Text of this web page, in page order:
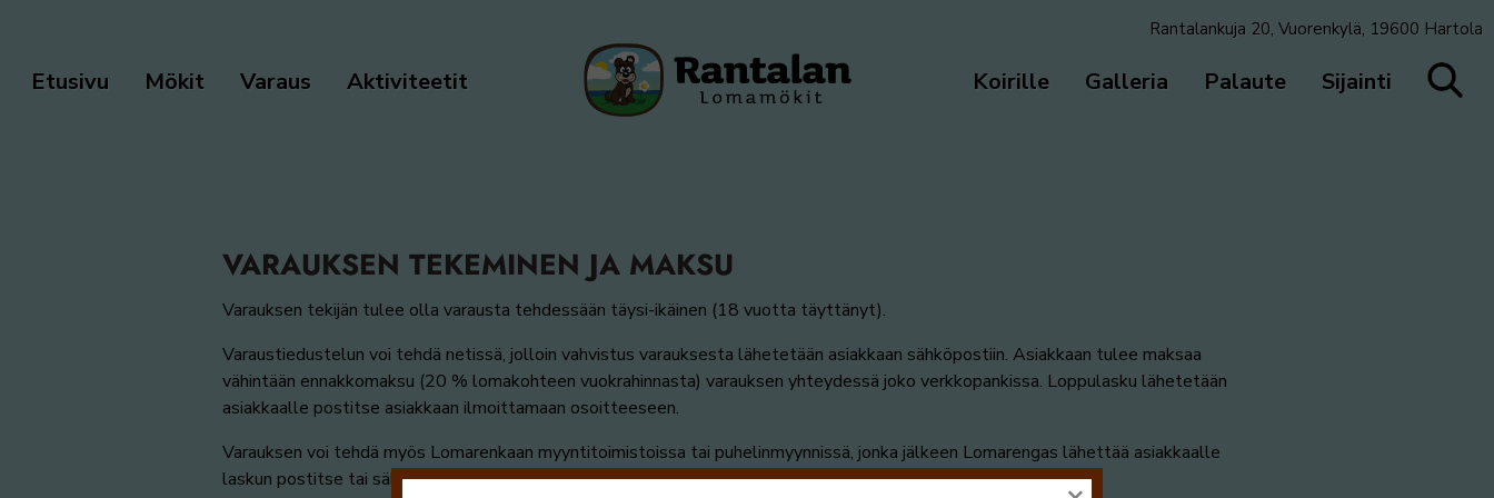
Rantalankuja 20, Vuorenkylä, 19600 Hartola
Etusivu Mökit Varaus Aktiviteetit Koirille Galleria Palaute Sijainti
VARAUKSEN TEKEMINEN JA MAKSU
Varauksen tekijän tulee olla varausta tehdessään täysi-ikäinen (18 vuotta täyttänyt).
Varaustiedustelun voi tehdä netissä, jolloin vahvistus varauksesta lähetetään asiakkaan sähköpostiin. Asiakkaan tulee maksaa
vähintään ennakkomaksu (20 % lomakohteen vuokrahinnasta) varauksen yhteydessä joko verkkopankissa. Loppulasku lähetetään
asiakkaalle postitse asiakkaan ilmoittamaan osoitteeseen.
Varauksen voi tehdä myös Lomarenkaan myyntitoimistoissa tai puhelinmyynnissä, jonka jälkeen Lomarengas lähettää asiakkaalle
laskun postitse tai sähköpostilla.